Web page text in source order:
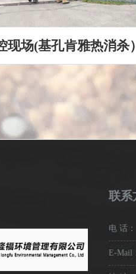
现场(基孔肯雅热消杀）
联系
电 话：
E-Mail